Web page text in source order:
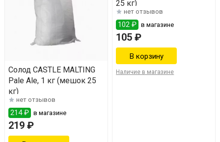
Солод CASTLE MALTING
Pale Ale, 1 кг (мешок 25
кг)
нет отзывов
214 ₽ в магазине
219 ₽
25 кг)
нет отзывов
102 ₽ в магазине
105 ₽
Наличие в магазине